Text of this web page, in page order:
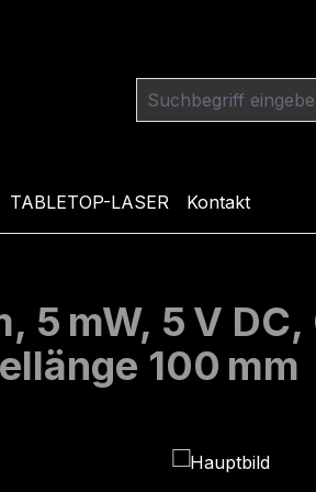
TABLETOP-LASER Kontakt
5 mW, 5 V
100 mm